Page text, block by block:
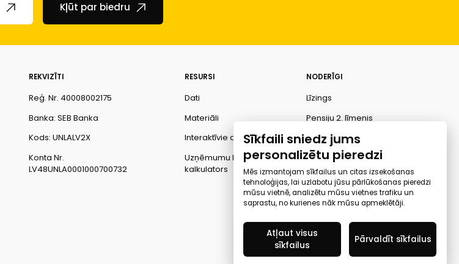
Kļūt par biedru
REKVIZĪTI
Reģ. Nr. 40008002175
Banka: SEB Banka
Kods: UNLALV2X
Konta Nr.
LV48UNLA0001000700732
RESURSI
Dati
Materiāli
Interaktīvie dati
Uzņēmumu kredītspējas
kalkulators
NODERĪGI
Līzings
Pensiju 2. līmenis
Finanšu pratība
Ombuds
Sīkfaili sniedz jums
personalizētu pieredzi
Mēs izmantojam sīkfailus un citas izsekošanas
tehnoloģijas, lai uzlabotu jūsu pārlūkošanas pieredzi
mūsu vietnē, analizētu mūsu vietnes trafiku un
saprastu, no kurienes nāk mūsu apmeklētāji.
Atļaut visus
sīkfailus
Pārvaldīt sīkfailus